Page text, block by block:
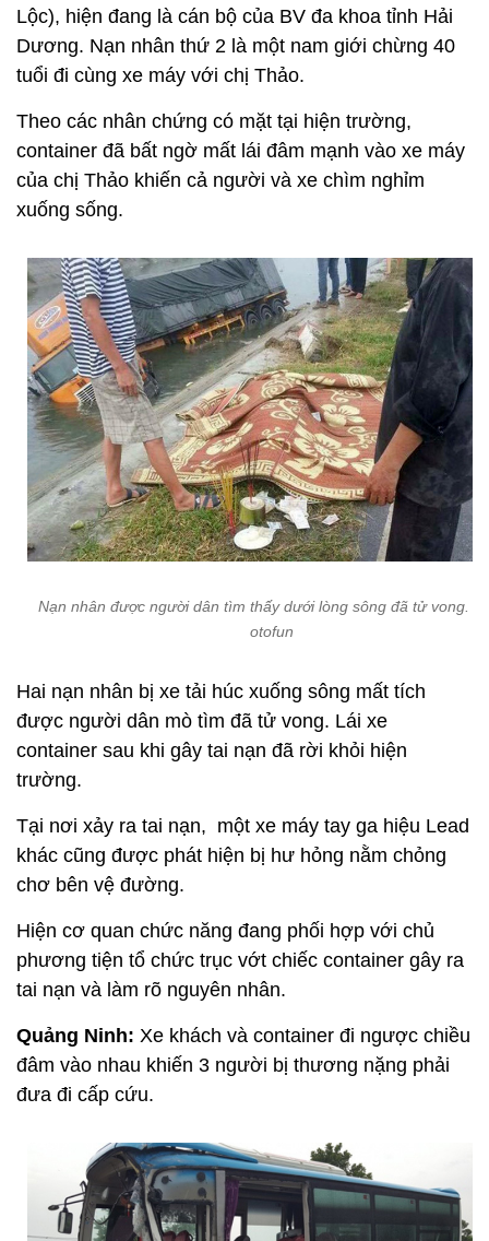
Lộc), hiện đang là cán bộ của BV đa khoa tỉnh Hải
Dương. Nạn nhân thứ 2 là một nam giới chừng 40
tuổi đi cùng xe máy với chị Thảo.
Theo các nhân chứng có mặt tại hiện trường,
container đã bất ngờ mất lái đâm mạnh vào xe máy
của chị Thảo khiến cả người và xe chìm nghỉm
xuống sống.
Nạn nhân được người dân tìm thấy dưới lòng sông đã tử vong.
otofun
Hai nạn nhân bị xe tải húc xuống sông mất tích
được người dân mò tìm đã tử vong. Lái xe
container sau khi gây tai nạn đã rời khỏi hiện
trường.
Tại nơi xảy ra tai nạn, một xe máy tay ga hiệu Lead
khác cũng được phát hiện bị hư hỏng nằm chỏng
chơ bên vệ đường.
Hiện cơ quan chức năng đang phối hợp với chủ
phương tiện tổ chức trục vớt chiếc container gây ra
tai nạn và làm rõ nguyên nhân.
Quảng Ninh: Xe khách và container đi ngược chiều
đâm vào nhau khiến 3 người bị thương nặng phải
đưa đi cấp cứu.